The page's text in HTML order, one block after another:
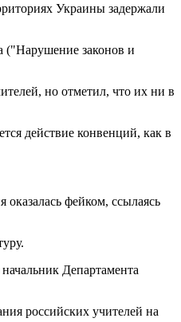
Украины задержали
("Нарушение законов и
но отметил, что их ни в
действие конвенций, как в
фейком, ссылаясь
Департамента
российских учителей на